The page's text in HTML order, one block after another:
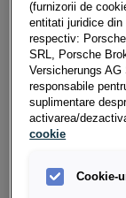
(furnizorii de
entitati juridice din
respectiv:
SRL, Porsche
Versicherungs
responsabile
suplimentare
activarea/
cookie
Cookie-